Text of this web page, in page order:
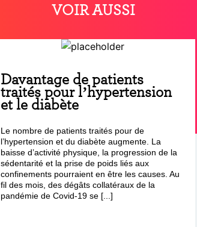
VOIR AUSSI
Davantage de patients
traités pour l’hypertension
et le diabète
Le nombre de patients traités pour de
l’hypertension et du diabète augmente. La
baisse d’activité physique, la progression de la
sédentarité et la prise de poids liés aux
confinements pourraient en être les causes. Au
fil des mois, des dégâts collatéraux de la
pandémie de Covid-19 se [...]